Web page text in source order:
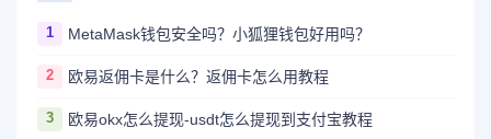
1 MetaMask钱包安全吗？小狐狸钱包好用吗？
2 欧易返佣卡是什么？返佣卡怎么用教程
3 欧易okx怎么提现-usdt怎么提现到支付宝教程